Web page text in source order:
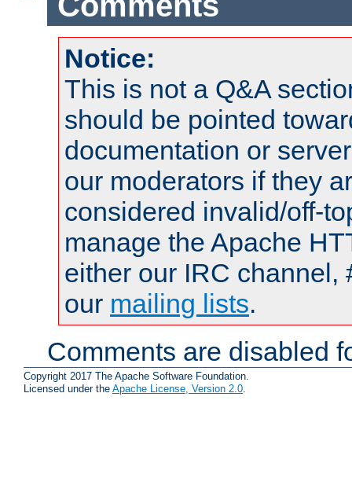
Notice:
This is not a Q&A
should be pointed
documentation or
our moderators if they
considered invalid/off-
manage the Apache
either our IRC channel,
our mailing lists.
Comments are disabled
Copyright 2017 The Apache Software Foundation.
Licensed under the Apache License, Version 2.0